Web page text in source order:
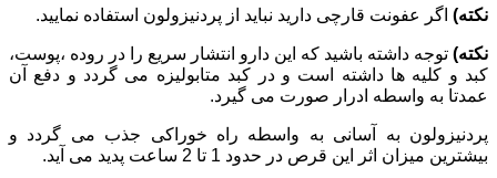
نکته) اگر عفونت قارچی دارید نباید از پردنیزولون استفاده نمایید.
نکته) توجه داشته باشید که این دارو انتشار سریع را در روده ،پوست،
کبد و کلیه ها داشته است و در کبد متابولیزه می گردد و دفع آن
عمدتا به واسطه ادرار صورت می گیرد.
پردنیزولون به آسانی به واسطه راه خوراکی جذب می گردد و
بیشترین میزان اثر این قرص در حدود 1 تا 2 ساعت پدید می آید.